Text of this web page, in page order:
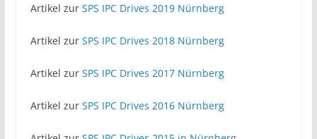
Artikel zur SPS IPC Drives 2019 Nürnberg
Artikel zur SPS IPC Drives 2018 Nürnberg
Artikel zur SPS IPC Drives 2017 Nürnberg
Artikel zur SPS IPC Drives 2016 Nürnberg